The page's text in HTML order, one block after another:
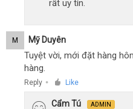
rất uy tín.
M Mỹ Duyên
Tuyệt vời, mới đặt hàng
hàng.
Reply ● Like
Cẩm Tú ADMIN